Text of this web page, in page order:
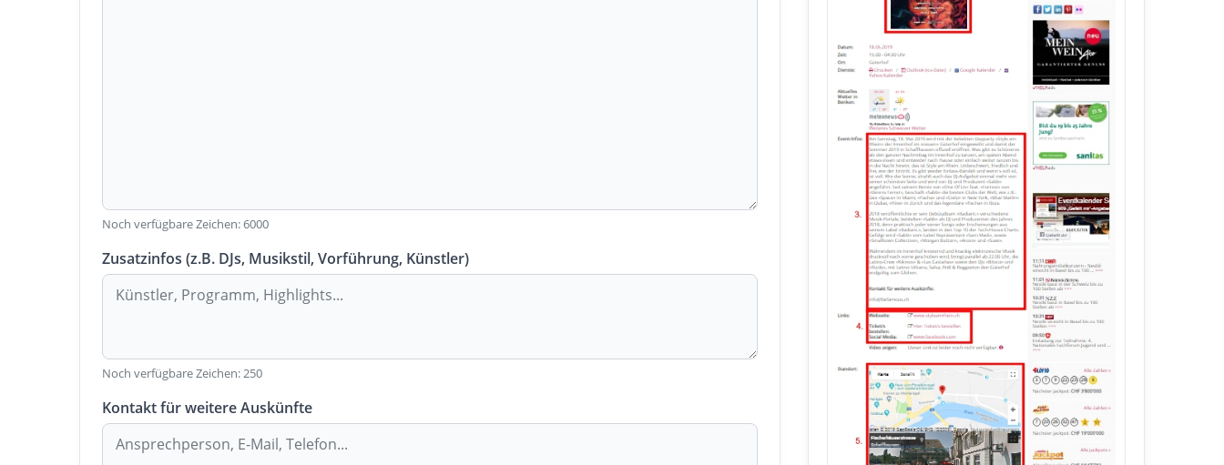
Noch verfügbare Zeichen:6000
Zusatzinfos (z.B. DJs, Musikstil, Vorführung, Künstler)
Noch verfügbare Zeichen:250
Kontakt für weitere Auskünfte